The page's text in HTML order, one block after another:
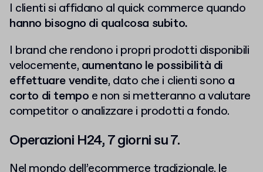
I clienti si affidano al quick commerce quando
hanno bisogno di qualcosa subito.
I brand che rendono i propri prodotti disponibili
velocemente, aumentano le possibilità di
effettuare vendite, dato che i clienti sono a
corto di tempo e non si metteranno a valutare
competitor o analizzare i prodotti a fondo.
Operazioni H24, 7 giorni su 7.